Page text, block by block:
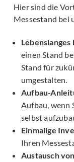
Hier sind die
Messestand bei
einen Stand
Stand für
umgestalten.
Aufbau-
Aufbau, wenn
selbst
Einmalige
Ihren
Austausch